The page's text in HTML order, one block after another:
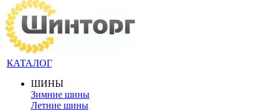
КАТАЛОГ
ШИНЫ
Зимние шины
Летние шины